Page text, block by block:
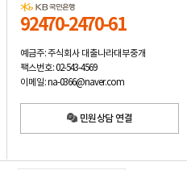
92470-2470-61
예금주: 주식회사 대출나라대부중개
팩스번호: 02-543-4569
이메일: na-0366@naver.com
민원상담 연결